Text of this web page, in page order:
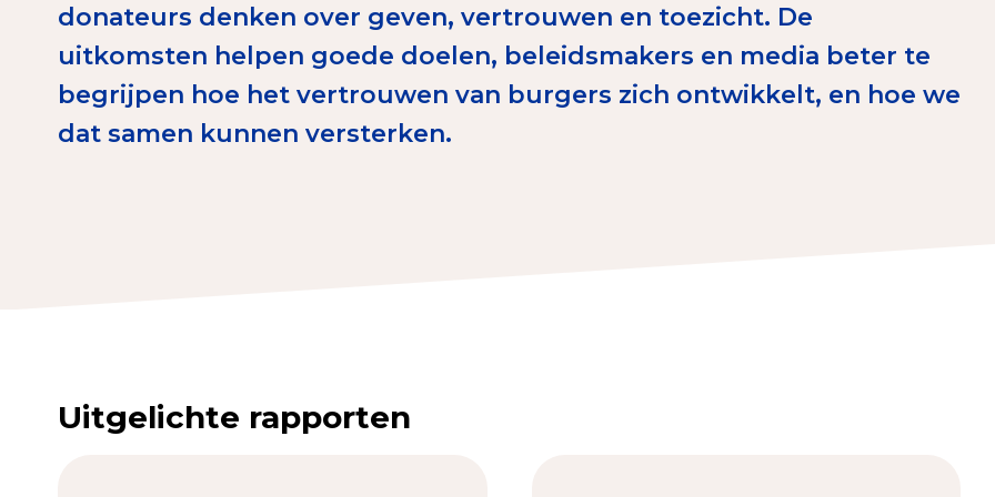
Download de Geef Gerust Checklist
Tips bij doneren: zo geef je veilig
donateurs denken over geven, vertrouwen en toezicht. De
uitkomsten helpen goede doelen, beleidsmakers en media beter te
begrijpen hoe het vertrouwen van burgers zich ontwikkelt, en hoe we
dat samen kunnen versterken.
Uitgelichte rapporten